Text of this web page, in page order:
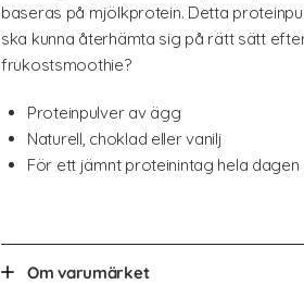
baseras på mjölkprotein. Detta
ska kunna återhämta sig på rätt sätt
frukostsmoothie?
Proteinpulver av ägg
Naturell, choklad eller vanilj
För ett jämnt proteinintag hela dagen
Om varumärket